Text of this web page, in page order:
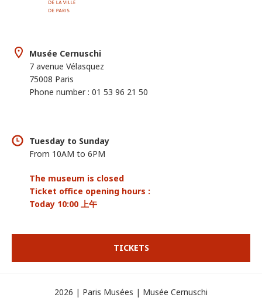
Musée Cernuschi
7 avenue Vélasquez
75008 Paris
Phone number : 01 53 96 21 50
Tuesday to Sunday
From 10AM to 6PM
The museum is closed
Ticket office opening hours :
Today 10:00 上午
TICKETS
2026 | Paris Musées | Musée Cernuschi